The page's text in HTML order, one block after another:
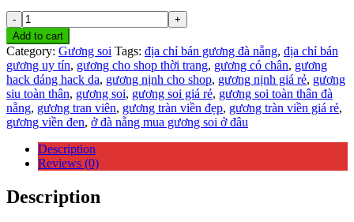
Gương
tràn
viền
170x60
chuyên
dùng
cho
shop.
quantity
Add to cart
Category: Gương soi Tags: địa chỉ bán gương đà nẵng, địa chỉ bán
gương uy tín, gương cho shop thời trang, gương có chân, gương
hack dáng hack da, gương nịnh cho shop, gương nịnh giá rẻ, gương
siu toàn thân, gương soi, gương soi giá rẻ, gương soi toàn thân đà
nẵng, gương tran viên, gương tràn viền đẹp, gương tràn viền giá rẻ,
gương viền đen, ở đà nẵng mua gương soi ở đâu
Description
Reviews (0)
Description